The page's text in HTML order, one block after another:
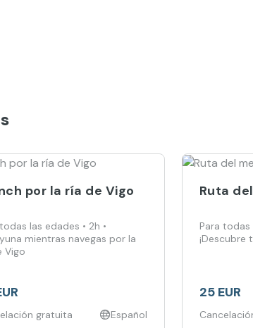
por la ría de Vigo
las edades • 2h •
mientras navegas por la
Vigo
gratuita Español
Ruta
Para todas
¡Descubre
25 EUR